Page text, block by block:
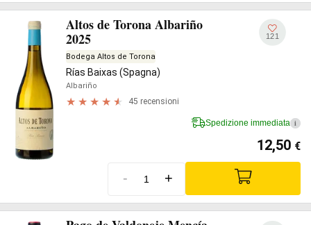
Altos de Torona Albariño
2025
Bodega Altos de Torona
Rías Baixas (Spagna)
Albariño
45 recensioni
121
Spedizione immediata i
12,50 €
- +